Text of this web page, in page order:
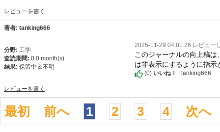
レビューを書く
著者: tanking666
分野: 工学
査読期間: 0.0 month(s)
結果: 保留中＆不明
レビューを書く
2025-11-29 04:01:26 レビュー
このジャーナルの向上稿
は非表示にするように指示
(0) いいね！ | tanking666
最初 前へ 1 2 3 4 次へ